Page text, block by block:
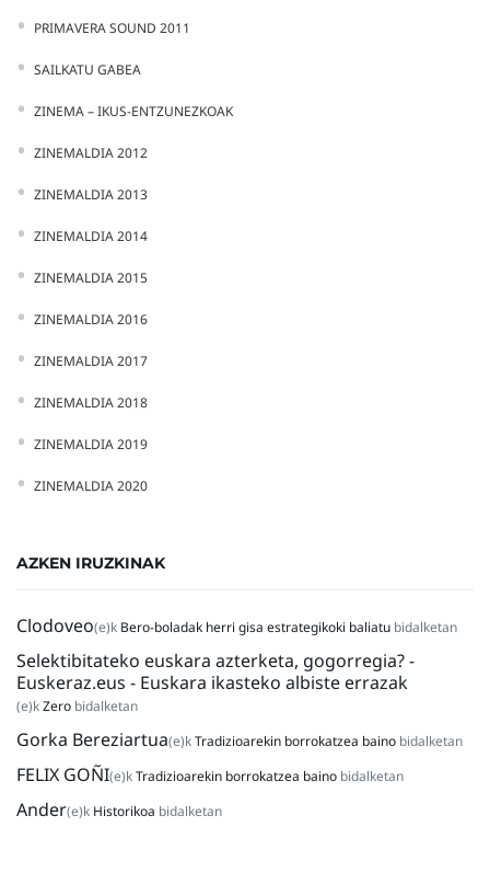
PRIMAVERA SOUND 2011
SAILKATU GABEA
ZINEMA – IKUS-ENTZUNEZKOAK
ZINEMALDIA 2012
ZINEMALDIA 2013
ZINEMALDIA 2014
ZINEMALDIA 2015
ZINEMALDIA 2016
ZINEMALDIA 2017
ZINEMALDIA 2018
ZINEMALDIA 2019
ZINEMALDIA 2020
AZKEN IRUZKINAK
Clodoveo(e)k Bero-boladak herri gisa estrategikoki baliatu bidalketan
Selektibitateko euskara azterketa, gogorregia? -
Euskeraz.eus - Euskara ikasteko albiste errazak
(e)kZero bidalketan
Gorka Bereziartua(e)kTradizioarekin borrokatzea baino bidalketan
FELIX GOÑI(e)kTradizioarekin borrokatzea baino bidalketan
Ander(e)k Historikoa bidalketan